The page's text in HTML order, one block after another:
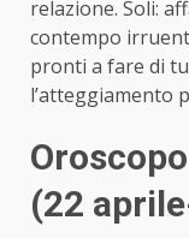
relazione. Soli:
contempo
pronti a fare di
l’atteggiamento
(22